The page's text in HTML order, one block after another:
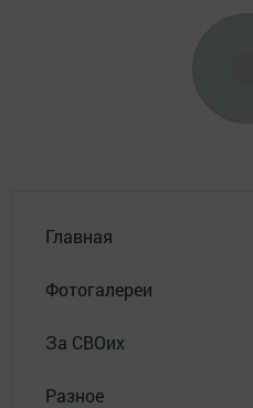
Главная
Фотогалереи
За СВОих
Разное